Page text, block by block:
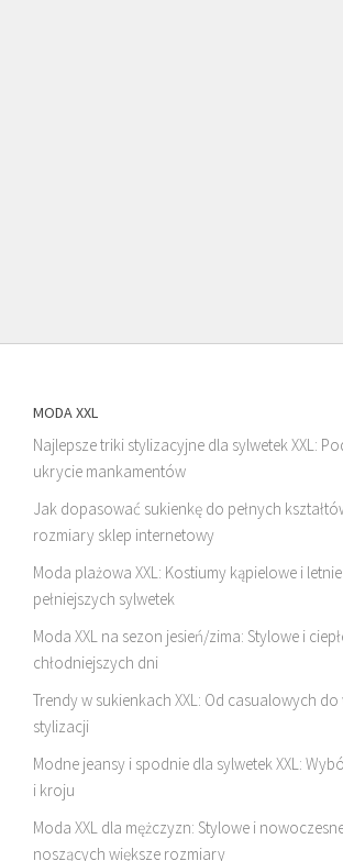
MODA XXL
Najlepsze triki stylizacyjne dla sylwetek XXL:
ukrycie mankamentów
Jak dopasować sukienkę do pełnych
rozmiary sklep internetowy
Moda plażowa XXL: Kostiumy kąpielowe i
pełniejszych sylwetek
Moda XXL na sezon jesień/zima: Stylowe i
chłodniejszych dni
Trendy w sukienkach XXL: Od casualowych
stylizacji
Modne jeansy i spodnie dla sylwetek XXL:
i kroju
Moda XXL dla mężczyzn: Stylowe i
noszących większe rozmiary